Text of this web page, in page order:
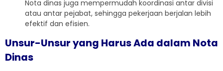
Nota dinas juga mempermudah koordinasi antar divisi
atau antar pejabat, sehingga pekerjaan berjalan lebih
efektif dan efisien.
Unsur-Unsur yang Harus Ada dalam Nota
Dinas